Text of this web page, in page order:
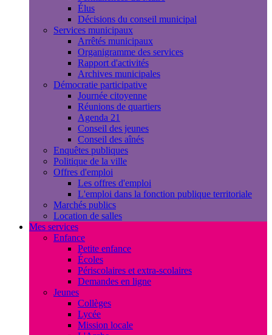
Élus
Décisions du conseil municipal
Services municipaux
Arrêtés municipaux
Organigramme des services
Rapport d'activités
Archives municipales
Démocratie participative
Journée citoyenne
Réunions de quartiers
Agenda 21
Conseil des jeunes
Conseil des aînés
Enquêtes publiques
Politique de la ville
Offres d'emploi
Les offres d'emploi
L'emploi dans la fonction publique territoriale
Marchés publics
Location de salles
Mes services
Enfance
Petite enfance
Écoles
Périscolaires et extra-scolaires
Demandes en ligne
Jeunes
Collèges
Lycée
Mission locale